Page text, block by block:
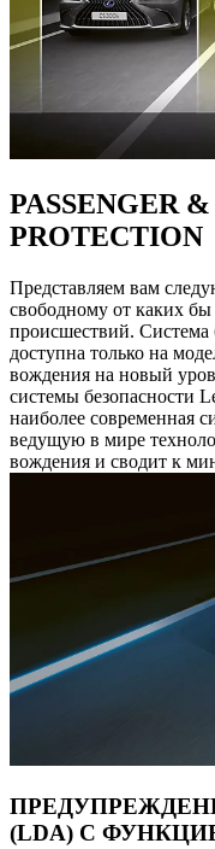
PASSENGER
PROTECTION
Представляем вам
свободному от каких
происшествий. Система
доступна только на
вождения на новый
системы безопасности
наиболее современная
ведущую в мире
вождения и сводит к
(LDA) С